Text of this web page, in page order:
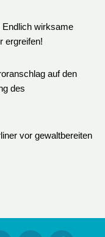
Endlich wirksame
ergreifen!
auf den
des
vor gewaltbereiten